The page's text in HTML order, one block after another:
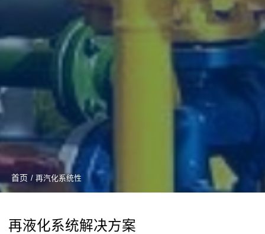
首页 / 再汽化系统性
再液化系统解决方案